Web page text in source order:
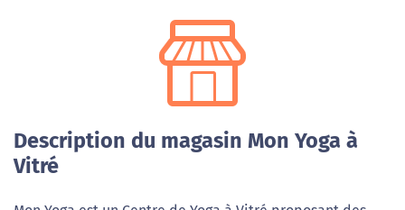
Description du magasin Mon Yoga à
Vitré